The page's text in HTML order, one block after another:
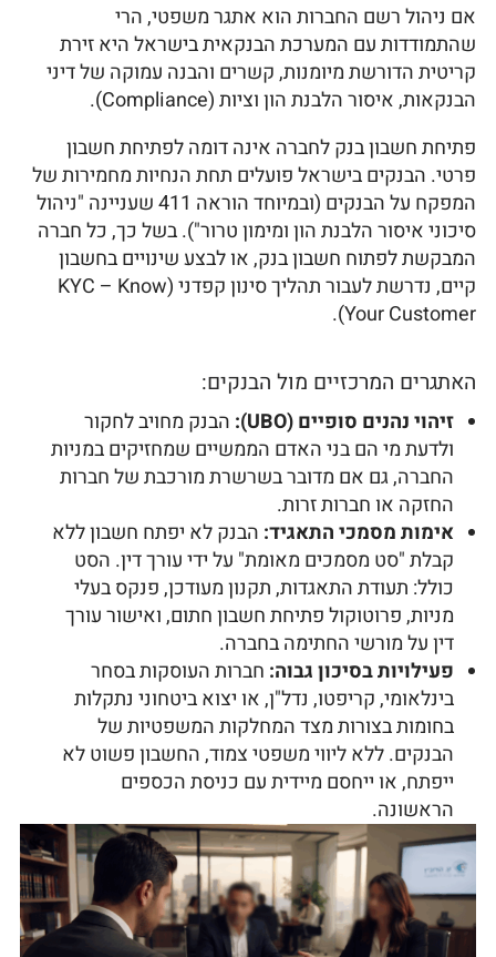
אם ניהול רשם החברות הוא אתגר משפטי, הרי
שהתמודדות עם המערכת הבנקאית בישראל היא זירת
קריטית הדורשת מיומנות, קשרים והבנה עמוקה של דיני
הבנקאות, איסור הלבנת הון וציות (Compliance).
פתיחת חשבון בנק לחברה אינה דומה לפתיחת חשבון
פרטי. הבנקים בישראל פועלים תחת הנחיות מחמירות של
המפקח על הבנקים (ובמיוחד הוראה 411 שעניינה "ניהול
סיכוני איסור הלבנת הון ומימון טרור"). בשל כך, כל חברה
המבקשת לפתוח חשבון בנק, או לבצע שינויים בחשבון
קיים, נדרשת לעבור תהליך סינון קפדני (KYC – Know
Your Customer).
האתגרים המרכזיים מול הבנקים:
זיהוי נהנים סופיים (UBO):
הבנק מחויב לחקור
ולדעת מי הם בני האדם הממשיים שמחזיקים במניות
החברה, גם אם מדובר בשרשרת מורכבת של חברות
החזקה או חברות זרות.
אימות מסמכי התאגיד: הבנק לא יפתח חשבון ללא
קבלת "סט מסמכים מאומת" על ידי עורך דין. הסט
כולל: תעודת התאגדות, תקנון מעודכן, פנקס בעלי
מניות, פרוטוקול פתיחת חשבון חתום, ואישור עורך
דין על מורשי החתימה בחברה.
פעילויות בסיכון גבוה: חברות העוסקות בסחר
בינלאומי, קריפטו, נדל"ן, או יצוא ביטחוני נתקלות
בחומות בצורות מצד המחלקות המשפטיות של
הבנקים. ללא ליווי משפטי צמוד, החשבון פשוט לא
ייפתח, או ייחסם מיידית עם כניסת הכספים
הראשונה.